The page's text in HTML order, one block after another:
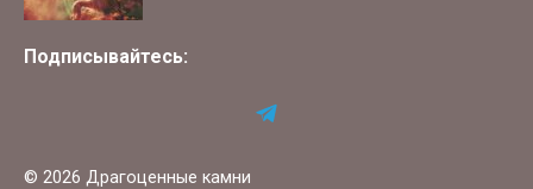
Подписывайтесь:
© 2026 Драгоценные камни